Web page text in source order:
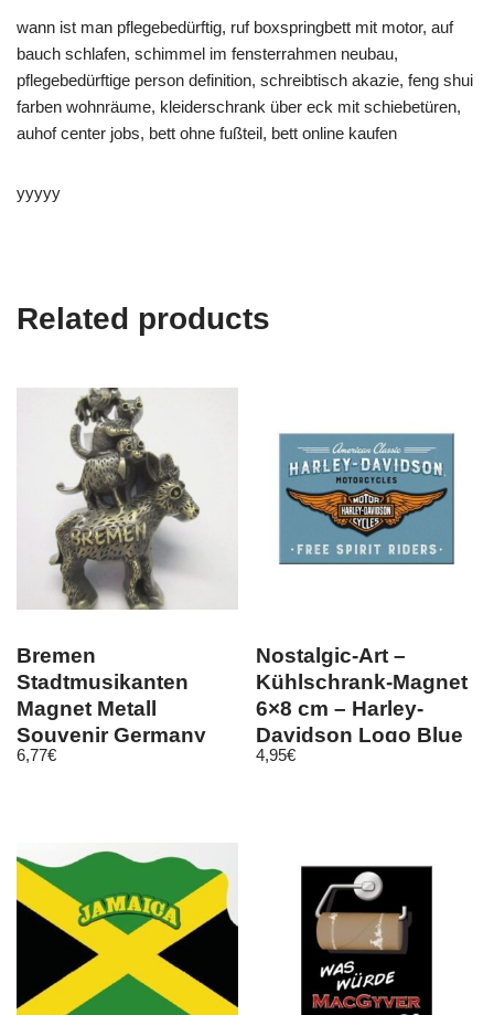
wann ist man pflegebedürftig, ruf boxspringbett mit motor, auf
bauch schlafen, schimmel im fensterrahmen neubau,
pflegebedürftige person definition, schreibtisch akazie, feng shui
farben wohnräume, kleiderschrank über eck mit schiebetüren,
auhof center jobs, bett ohne fußteil, bett online kaufen
yyyyy
Related products
Bremen
Stadtmusikanten
Magnet Metall
Souvenir Germany
(bro)
6,77€
Nostalgic-Art –
Kühlschrank-Magnet
6×8 cm – Harley-
Davidson Logo Blue
4,95€